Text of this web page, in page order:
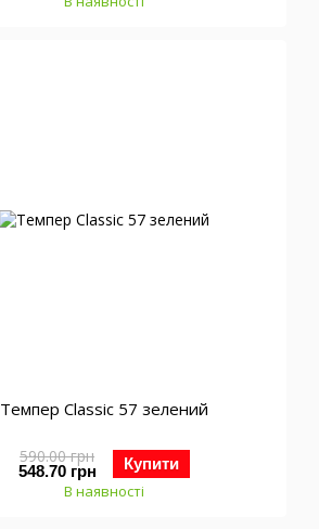
Темпер Classic 57 зелений
590.00 грн
548.70 грн Купити
В наявності